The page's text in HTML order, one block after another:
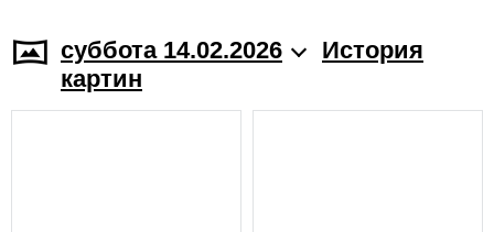
суббота 14.02.2026
История
картин